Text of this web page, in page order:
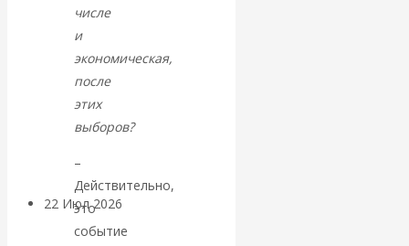
кризис в
банковской
сфере России
уже начался
22 Июл 2026
числе
и
экономическая,
после
этих
выборов?
–
Действительно,
это
событие